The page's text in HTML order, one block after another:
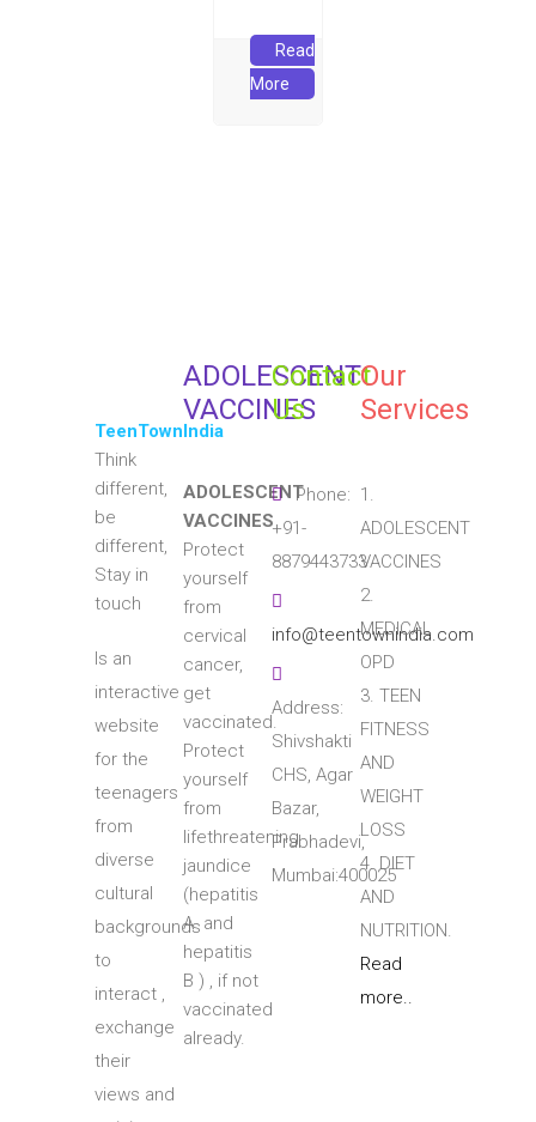
Read
More
TeenTownIndia
Think
different,
be
different,
Stay in
touch
Is an
interactive
website
for the
teenagers
from
diverse
cultural
backgrounds
to
interact ,
exchange
their
views and
ADOLESCENT
VACCINES
ADOLESCENT
VACCINES
Protect
yourself
from
cervical
cancer,
get
vaccinated.
Protect
yourself
from
lifethreatening
jaundice
(hepatitis
A and
hepatitis
B ) , if not
vaccinated
already.
Contact
Us
Phone:
+91-
8879443733
info@teentownindia.com
Address:
Shivshakti
CHS, Agar
Bazar,
Prabhadevi,
Mumbai:400025
Our
Services
1.
ADOLESCENT
VACCINES
2.
MEDICAL
OPD
3. TEEN
FITNESS
AND
WEIGHT
LOSS
4. DIET
AND
NUTRITION.
Read
more..